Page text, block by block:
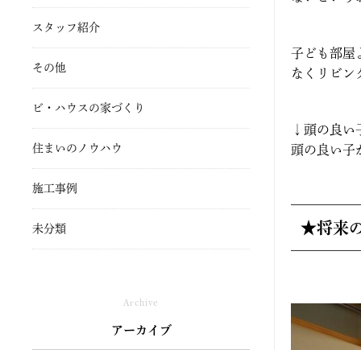
子ども部屋
なくリビン
↓頭の良い
頭の良い子
★将来
スタッフ紹介
その他
ビ・ハウスの家づくり
住まいのノウハウ
施工事例
未分類
Archive
アーカイブ